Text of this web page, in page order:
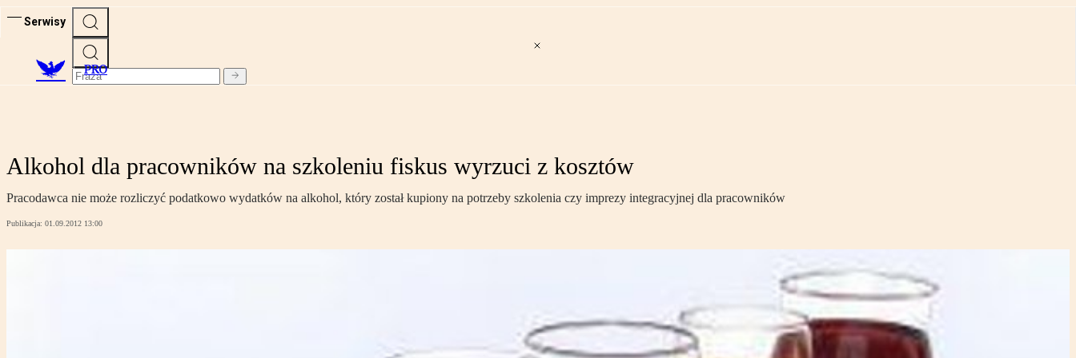
Serwisy
PRO
Alkohol dla pracowników na szkoleniu fiskus wyrzuci z kosztów
Pracodawca nie może rozliczyć podatkowo wydatków na alkohol, który został kupiony na potrzeby szkolenia czy imprezy integracyjnej dla pracowników
Publikacja: 01.09.2012 13:00